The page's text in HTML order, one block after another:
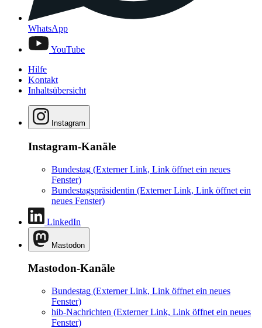
WhatsApp
YouTube
Hilfe
Kontakt
Inhaltsübersicht
Instagram
Instagram-Kanäle
Bundestag (Externer Link, Link öffnet ein neues
Fenster)
Bundestagspräsidentin (Externer Link, Link öffnet ein
neues Fenster)
LinkedIn
Mastodon
Mastodon-Kanäle
Bundestag (Externer Link, Link öffnet ein neues
Fenster)
hib-Nachrichten (Externer Link, Link öffnet ein neues
Fenster)